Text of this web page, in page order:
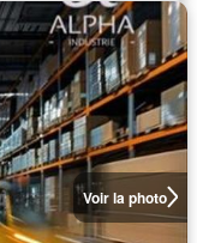
Voir la photo